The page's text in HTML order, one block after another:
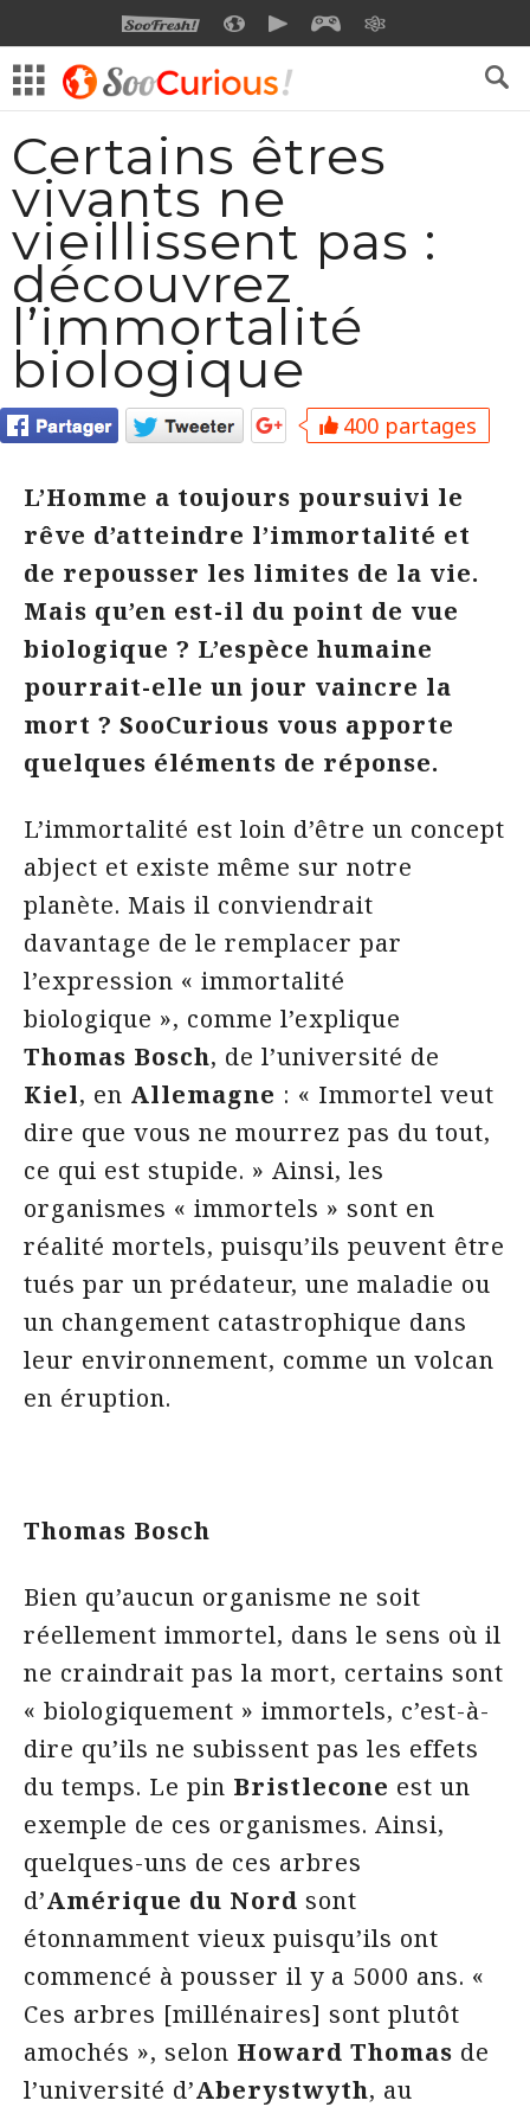
SOOFRESHSOOCURIOUSSOOMOTIONSOOGEEK
Certains êtres
vivants ne
vieillissent pas :
découvrez
l’immortalité
biologique
400 partages
L’Homme a toujours poursuivi le
rêve d’atteindre l’immortalité et
de repousser les limites de la vie.
Mais qu’en est-il du point de vue
biologique ? L’espèce humaine
pourrait-elle un jour vaincre la
mort ? SooCurious vous apporte
quelques éléments de réponse.
L’immortalité est loin d’être un concept
abject et existe même sur notre
planète. Mais il conviendrait
davantage de le remplacer par
l’expression « immortalité
biologique », comme l’explique
Thomas Bosch, de l’université de
Kiel, en Allemagne : « Immortel veut
dire que vous ne mourrez pas du tout,
ce qui est stupide. » Ainsi, les
organismes « immortels » sont en
réalité mortels, puisqu’ils peuvent être
tués par un prédateur, une maladie ou
un changement catastrophique dans
leur environnement, comme un volcan
en éruption.
Thomas Bosch
Bien qu’aucun organisme ne soit
réellement immortel, dans le sens où il
ne craindrait pas la mort, certains sont
« biologiquement » immortels, c’est-à-
dire qu’ils ne subissent pas les effets
du temps. Le pin Bristlecone est un
exemple de ces organismes. Ainsi,
quelques-uns de ces arbres
d’Amérique du Nord sont
étonnamment vieux puisqu’ils ont
commencé à pousser il y a 5000 ans. «
Ces arbres [millénaires] sont plutôt
amochés », selon Howard Thomas de
l’université d’Aberystwyth, au